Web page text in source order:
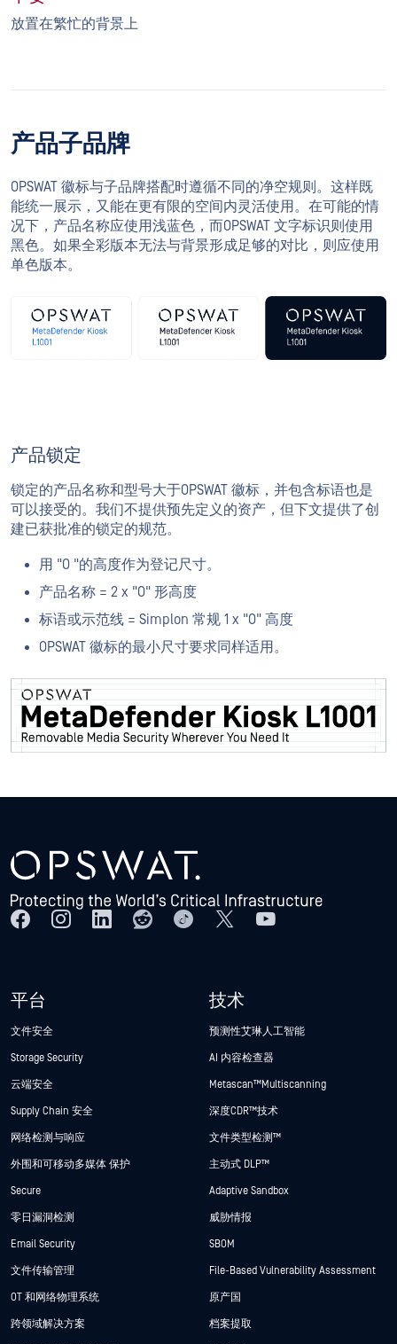
放置在繁忙的背景上
产品子品牌
OPSWAT 徽标与子品牌搭配时遵循不同的净空规则。这样既
能统一展示，又能在更有限的空间内灵活使用。在可能的情
况下，产品名称应使用浅蓝色，而OPSWAT 文字标识则使用
黑色。如果全彩版本无法与背景形成足够的对比，则应使用
单色版本。
产品锁定
锁定的产品名称和型号大于OPSWAT 徽标，并包含标语也是
可以接受的。我们不提供预先定义的资产，但下文提供了创
建已获批准的锁定的规范。
用 "O "的高度作为登记尺寸。
产品名称 = 2 x "O" 形高度
标语或示范线 = Simplon 常规 1 x "O" 高度
OPSWAT 徽标的最小尺寸要求同样适用。
平台
文件安全
Storage Security
云端安全
Supply Chain 安全
网络检测与响应
外围和可移动多媒体 保护
Secure
零日漏洞检测
Email Security
文件传输管理
OT 和网络物理系统
跨领域解决方案
技术
预测性艾琳人工智能
AI 内容检查器
Metascan™ Multiscanning
深度CDR™技术
文件类型检测™
主动式 DLP™
Adaptive Sandbox
威胁情报
SBOM
File-Based Vulnerability Assessment
原产国
档案提取